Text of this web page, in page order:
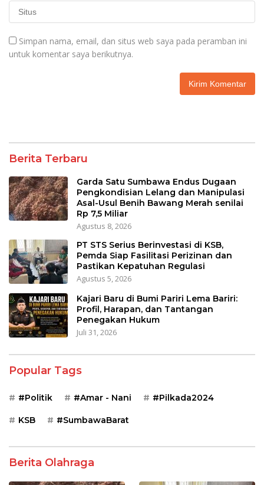
Simpan nama, email, dan situs web saya pada peramban ini
untuk komentar saya berikutnya.
Berita Terbaru
Garda Satu Sumbawa Endus Dugaan
Pengkondisian Lelang dan Manipulasi
Asal-Usul Benih Bawang Merah senilai
Rp 7,5 Miliar
Agustus 8, 2026
PT STS Serius Berinvestasi di KSB,
Pemda Siap Fasilitasi Perizinan dan
Pastikan Kepatuhan Regulasi
Agustus 5, 2026
Kajari Baru di Bumi Pariri Lema Bariri:
Profil, Harapan, dan Tantangan
Penegakan Hukum
Juli 31, 2026
Popular Tags
#Politik #Amar - Nani #Pilkada2024
KSB #SumbawaBarat
Berita Olahraga